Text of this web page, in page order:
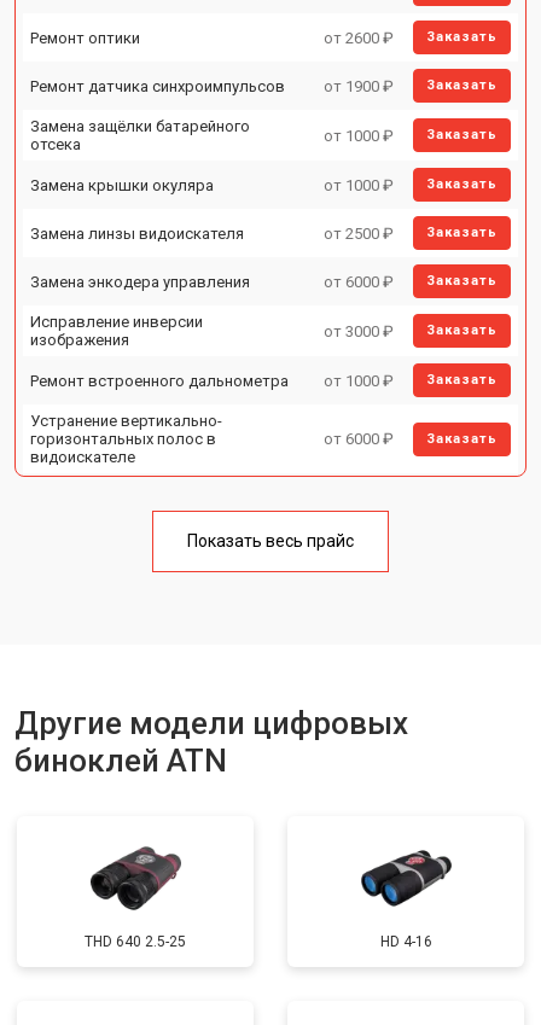
Ремонт оптики от 2600 ₽ Заказать
Ремонт датчика синхроимпульсов от 1900 ₽ Заказать
Замена защёлки батарейного
отсека
от 1000 ₽ Заказать
Замена крышки окуляра от 1000 ₽ Заказать
Замена линзы видоискателя от 2500 ₽ Заказать
Замена энкодера управления от 6000 ₽ Заказать
Исправление инверсии
изображения
от 3000 ₽ Заказать
Ремонт встроенного дальнометра от 1000 ₽ Заказать
Устранение вертикально-
горизонтальных полос в
видоискателе
от 6000 ₽ Заказать
от 2000 ₽
Замена матрицы
Замена USB порта от 800 ₽ Заказать
Замена процессора от 1200 ₽ Заказать
Показать весь прайс
Другие модели цифровых
биноклей ATN
THD 640 2.5-25 HD 4-16